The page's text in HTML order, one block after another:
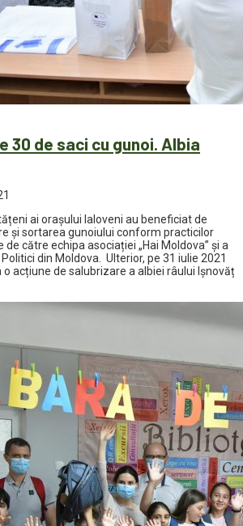
30 de saci cu gunoi. Albia
ai orașului Ialoveni au beneficiat de
și sortarea gunoiului conform practicilor
către echipa asociației „Hai Moldova” și a
din Moldova. Ulterior, pe 31 iulie 2021
acțiune de salubrizare a albiei râului Ișnovăț